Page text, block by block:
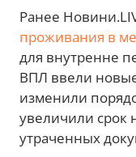
Ранее
проживания в
для внутренне
ВПЛ ввели
изменили
увеличили срок
утраченных